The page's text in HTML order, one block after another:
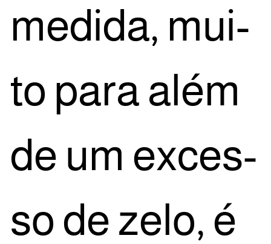
medi­da, mui­
to para além
de um exces­
so de zelo, é